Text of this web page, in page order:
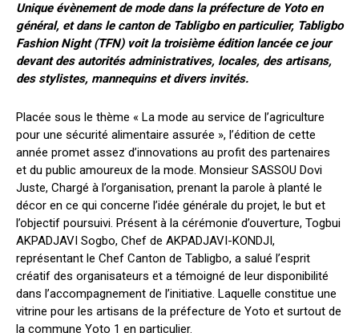
Unique évènement de mode dans la préfecture de Yoto en
général, et dans le canton de Tabligbo en particulier, Tabligbo
Fashion Night (TFN) voit la troisième édition lancée ce jour
devant des autorités administratives, locales, des artisans,
des stylistes, mannequins et divers invités.
Placée sous le thème « La mode au service de l’agriculture
pour une sécurité alimentaire assurée », l’édition de cette
année promet assez d’innovations au profit des partenaires
et du public amoureux de la mode. Monsieur SASSOU Dovi
Juste, Chargé à l’organisation, prenant la parole à planté le
décor en ce qui concerne l’idée générale du projet, le but et
l’objectif poursuivi. Présent à la cérémonie d’ouverture, Togbui
AKPADJAVI Sogbo, Chef de AKPADJAVI-KONDJI,
représentant le Chef Canton de Tabligbo, a salué l’esprit
créatif des organisateurs et a témoigné de leur disponibilité
dans l’accompagnement de l’initiative. Laquelle constitue une
vitrine pour les artisans de la préfecture de Yoto et surtout de
la commune Yoto 1 en particulier.